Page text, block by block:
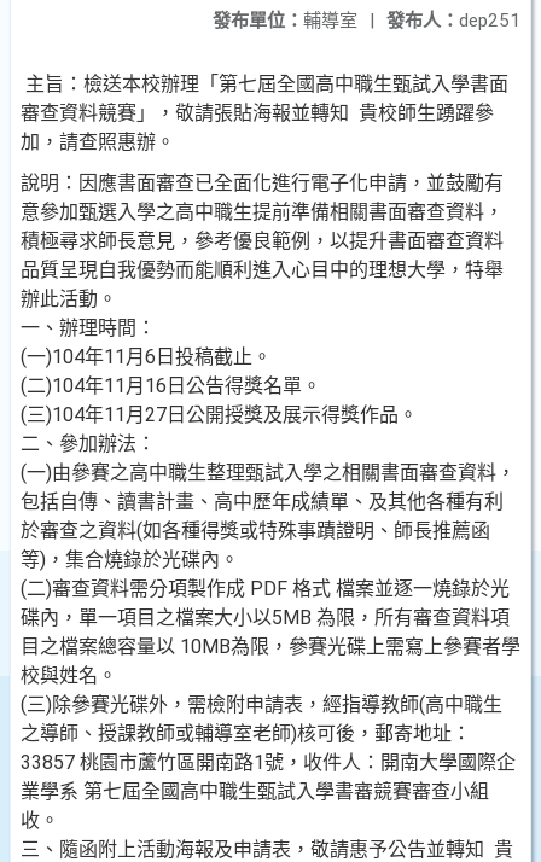
發布人： dep251
發布單位： 輔導室 |
主旨：檢送本校辦理「第七屆全國高中職生甄試入學書面
審查資料競賽」，敬請張貼海報並轉知 貴校師生踴躍參
加，請查照惠辦。
說明：因應書面審查已全面化進行電子化申請，並鼓勵有
意參加甄選入學之高中職生提前準備相關書面審查資料，
積極尋求師長意見，參考優良範例，以提升書面審查資料
品質呈現自我優勢而能順利進入心目中的理想大學，特舉
辦此活動。
一、辦理時間：
(一)104年11月6日投稿截止。
(二)104年11月16日公告得獎名單。
(三)104年11月27日公開授獎及展示得獎作品。
二、參加辦法：
(一)由參賽之高中職生整理甄試入學之相關書面審查資料，
包括自傳、讀書計畫、高中歷年成績單、及其他各種有利
於審查之資料(如各種得獎或特殊事蹟證明、師長推薦函
等)，集合燒錄於光碟內。
(二)審查資料需分項製作成 PDF 格式 檔案並逐一燒錄於光
碟內，單一項目之檔案大小以5MB 為限，所有審查資料項
目之檔案總容量以 10MB為限，參賽光碟上需寫上參賽者學
校與姓名。
(三)除參賽光碟外，需檢附申請表，經指導教師(高中職生
之導師、授課教師或輔導室老師)核可後，郵寄地址：
33857 桃園市蘆竹區開南路1號，收件人：開南大學國際企
業學系 第七屆全國高中職生甄試入學書審競賽審查小組
收。
三、隨函附上活動海報及申請表，敬請惠予公告並轉知 貴